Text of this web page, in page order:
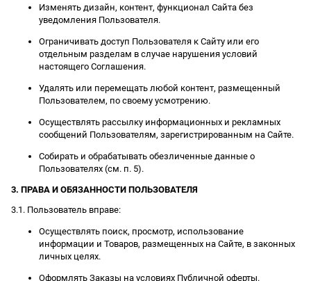
Изменять дизайн, контент, функционал Сайта без
уведомления Пользователя.
Ограничивать доступ Пользователя к Сайту или его
отдельным разделам в случае нарушения условий
настоящего Соглашения.
Удалять или перемещать любой контент, размещенный
Пользователем, по своему усмотрению.
Осуществлять рассылку информационных и рекламных
сообщений Пользователям, зарегистрированным на Сайте.
Собирать и обрабатывать обезличенные данные о
Пользователях (см. п. 5).
3. ПРАВА И ОБЯЗАННОСТИ ПОЛЬЗОВАТЕЛЯ
3.1. Пользователь вправе:
Осуществлять поиск, просмотр, использование
информации и Товаров, размещенных на Сайте, в законных
личных целях.
Оформлять Заказы на условиях Публичной оферты.